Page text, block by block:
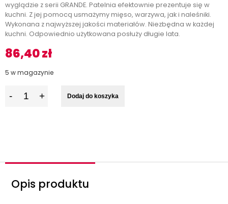
wyglądzie z serii GRANDE. Patelnia efektownie prezentuje się w
kuchni. Z jej pomocą usmażymy mięso, warzywa, jak i naleśniki.
Wykonana z najwyższej jakości materiałów. Niezbędna w każdej
kuchni. Odpowiednio użytkowana posłuży długie lata.
86,40zł
5 w magazynie
Dodaj do koszyka
Opis produktu